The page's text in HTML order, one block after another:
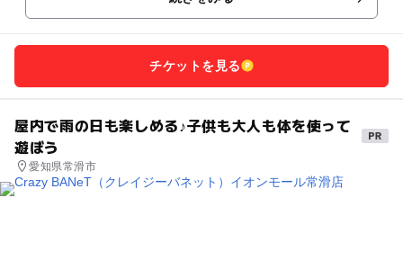
チケットを見る
屋内で雨の日も楽しめる♪子供も大人も体を使って
遊ぼう
愛知県常滑市